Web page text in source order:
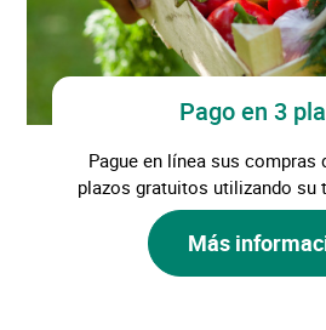
Pago en 3
Pague en línea sus compras
plazos gratuitos utilizando su
Más